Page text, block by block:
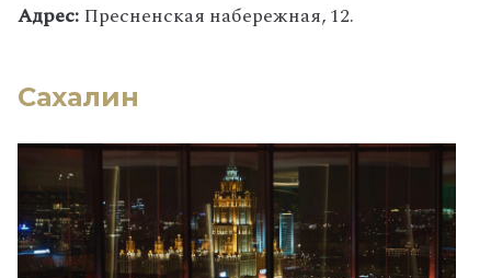
Адрес:Пресненская набережная, 12.
Сахалин